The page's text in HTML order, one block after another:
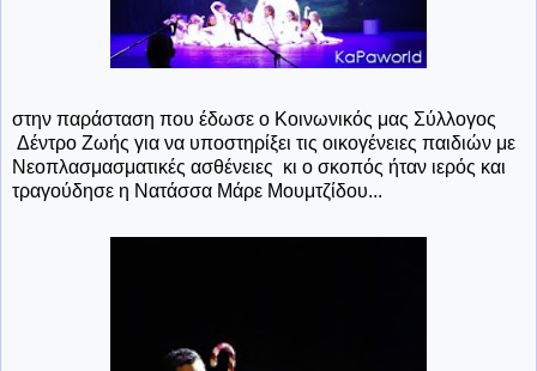
στην παράσταση που έδωσε ο Κοινωνικός μας Σύλλογος
Δέντρο Ζωής για να υποστηρίξει τις οικογένειες παιδιών με
Νεοπλασμασματικές ασθένειες κι ο σκοπός ήταν ιερός και
τραγούδησε η Νατάσσα Μάρε Μουμτζίδου...